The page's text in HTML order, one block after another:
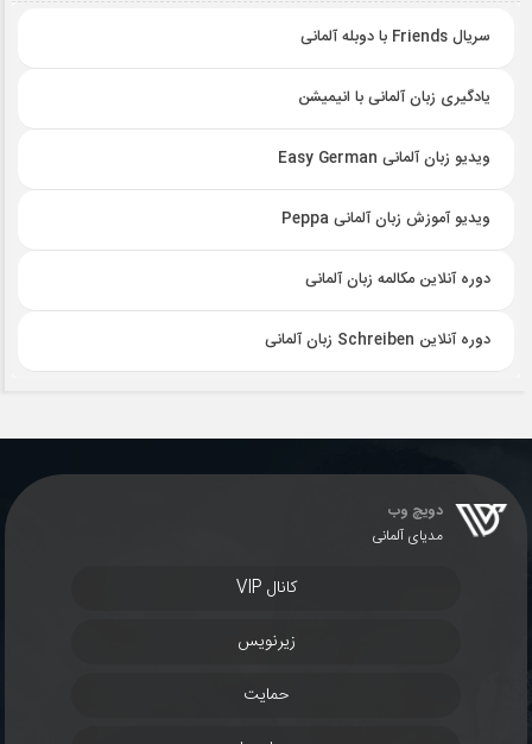
سریال Friends با دوبله آلمانی
یادگیری زبان آلمانی با انیمیشن
ویدیو زبان آلمانی Easy German
ویدیو آموزش زبان آلمانی Peppa
دوره آنلاین مکالمه زبان آلمانی
دوره آنلاین Schreiben زبان آلمانی
دویچ وب
مدیای آلمانی
کانال VIP
زیرنویس
حمایت